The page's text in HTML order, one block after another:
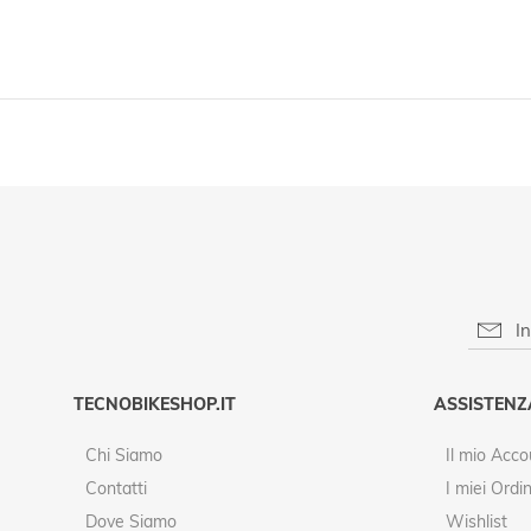
TECNOBIKESHOP.IT
Chi Siamo
Contatti
Dove Siamo
Il mio
I miei
Wishlist